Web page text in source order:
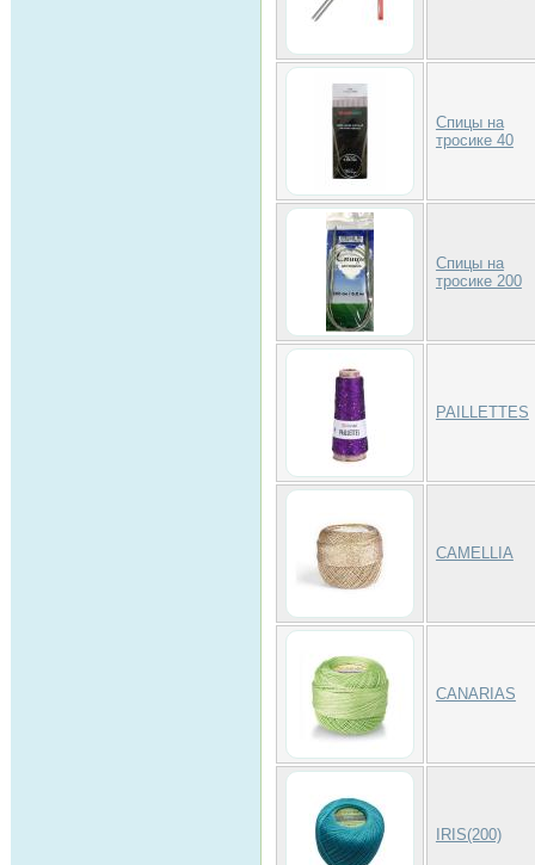
Спицы на
тросике 40
Спицы на
тросике 200
PAILLETTES
CAMELLIA
CANARIAS
IRIS(200)